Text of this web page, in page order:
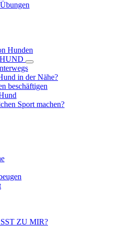
Hunden
in der Nähe?
beschäftigen
Sport machen?
ZU MIR?